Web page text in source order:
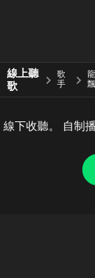
線上聽
歌
歌
手
飄
線下收聽。 自制